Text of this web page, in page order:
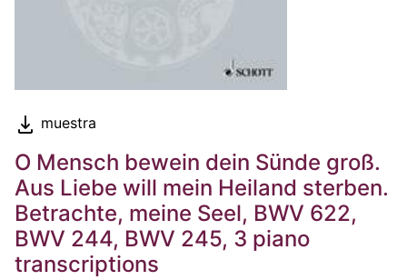
muestra
O Mensch bewein dein Sünde groß.
Aus Liebe will mein Heiland sterben.
Betrachte, meine Seel, BWV 622,
BWV 244, BWV 245, 3 piano
transcriptions